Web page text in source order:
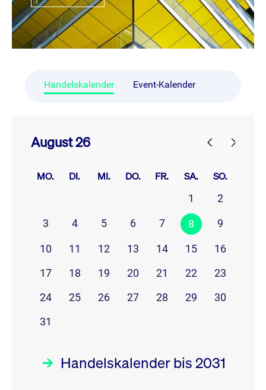
Handelskalender Event-Kalender
August 26
MO. DI. MI. DO. FR. SA. SO.
1
2
3
4 5 6 7 8 9
10 11 12 13 14 15
16
17
18 19 20 21 22
23
24
25 26 27 28 29
30
31
Handelskalender bis 2031